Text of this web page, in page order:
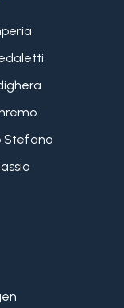
Stefano